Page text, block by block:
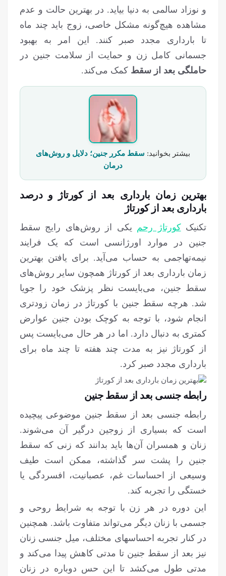
و نوزاد سالمی به دنیا بیاید. در بهترین حالت و عدم
مشاهده هیچ‌گونه مشکل خاصی، زوج باید چند ماه
تا بارداری مجدد صبر کنند. این امر به بهبود
جسمانی کامل زن و حمایت از سلامت جنین در
حاملگی بعد از سقط کمک می‌کند.
بیشتر بخوانید: سقط مکرر جنین؛ دلایل و روش‌های
درمان
بهترین زمان بارداری بعد از کورتاژ و درصد
بارداری بعد از کورتاژ
تکنیککورتاژ رحم یکی از روش‌های رایج سقط
جنین در موارد اورژانسی است که یک فرایند
نیمه‌تهاجمی به حساب می‌آید. برای یافتن بهترین
زمان بارداری بعد از کورتاژ همچون سایر روش‌های
سقط جنین، می‌بایست نظر پزشک خود را جویا
شد. هرچه سقط جنین با کورتاژ در زمان زودتری
انجام شود، با توجه به کوچک بودن جنین عوارض
کمتری به دنبال دارد. اما در هر حال می‌بایست پس
از کورتاژ نیز به مدت چند هفته تا چند ماه برای
بارداری مجدد صبر کرد.
رابطه جنسی بعد از سقط جنین
رابطه جنسی بعد از سقط جنین موضوعی پیچیده
است که بسیاری از زوجین درگیر آن می‌شوند.
زنان و همسران آن‌ها باید بدانند که زنی که سقط
جنین را پشت سر گذاشته، ممکن است طیف
وسیعی از احساسات غم، عصبانیت، افسردگی یا
خستگی را تجربه کند.
این دوره در هر زن با توجه به شرایط روحی و
جسمی با زنان دیگر می‌تواند متفاوت باشد. همچنین
در کنار تجربه احساس‎های مختلف، میل جنسی زنان
نیز بعد از سقط جنین تا مدتی کاهش پیدا می‌کند و
مدتی طول می‌کشد تا این حس دوباره در زنان